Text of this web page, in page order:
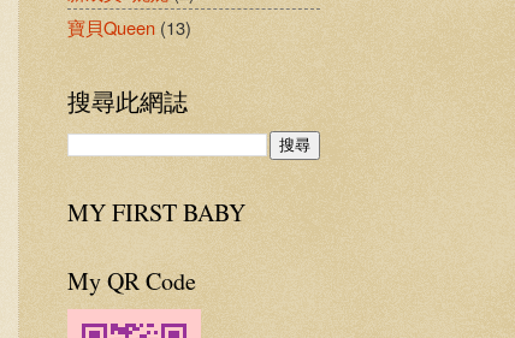
寶貝Queen (13)
搜尋此網誌
MY FIRST BABY
My QR Code